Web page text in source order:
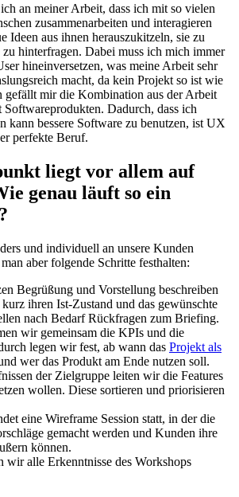
an meiner Arbeit, dass ich mit so vielen
zusammenarbeiten und interagieren
Ideen aus ihnen herauszukitzeln, sie zu
hinterfragen. Dabei muss ich mich immer
hineinversetzen, was meine Arbeit sehr
macht, da kein Projekt so ist wie
gefällt mir die Kombination aus der Arbeit
Dadurch, dass ich
kann bessere Software zu benutzen, ist UX
perfekte Beruf.
liegt vor allem auf
genau läuft so ein
und individuell an unsere Kunden
aber folgende Schritte festhalten:
Begrüßung und Vorstellung beschreiben
ihren Ist-Zustand und das gewünschte
nach Bedarf Rückfragen zum Briefing.
wir gemeinsam die KPIs und die
legen wir fest, ab wann das Projekt als
wer das Produkt am Ende nutzen soll.
der Zielgruppe leiten wir die Features
wollen. Diese sortieren und priorisieren
eine Wireframe Session statt, in der die
gemacht werden und Kunden ihre
können.
wir alle Erkenntnisse des Workshops